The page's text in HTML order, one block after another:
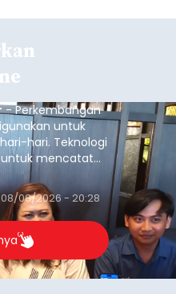
- Perkembangan
untuk
hari. Teknologi
untuk mencatat
dari suatu
SMA 1
08/2026 - 20:28